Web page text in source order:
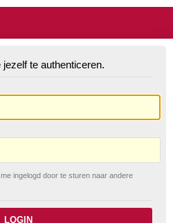
te authenticeren.
ingelogd door te sturen naar andere